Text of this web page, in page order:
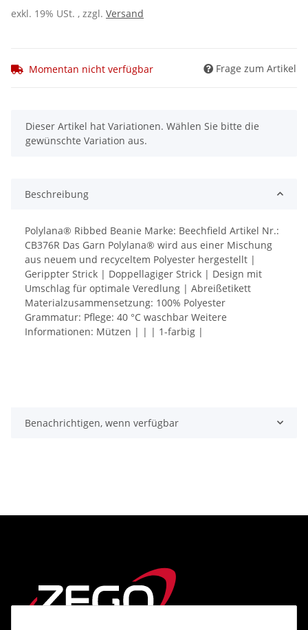
exkl. 19% USt. , zzgl. Versand
Momentan nicht verfügbar Frage zum Artikel
x
Dieser Artikel hat Variationen. Wählen Sie bitte die
gewünschte Variation aus.
Beschreibung
Polylana® Ribbed Beanie Marke: Beechfield Artikel Nr.:
CB376R Das Garn Polylana® wird aus einer Mischung
aus neuem und recyceltem Polyester hergestellt |
Gerippter Strick | Doppellagiger Strick | Design mit
Umschlag für optimale Veredlung | Abreißetikett
Materialzusammensetzung: 100% Polyester
Grammatur: Pflege: 40 °C waschbar Weitere
Informationen: Mützen | | | 1-farbig |
Benachrichtigen, wenn verfügbar